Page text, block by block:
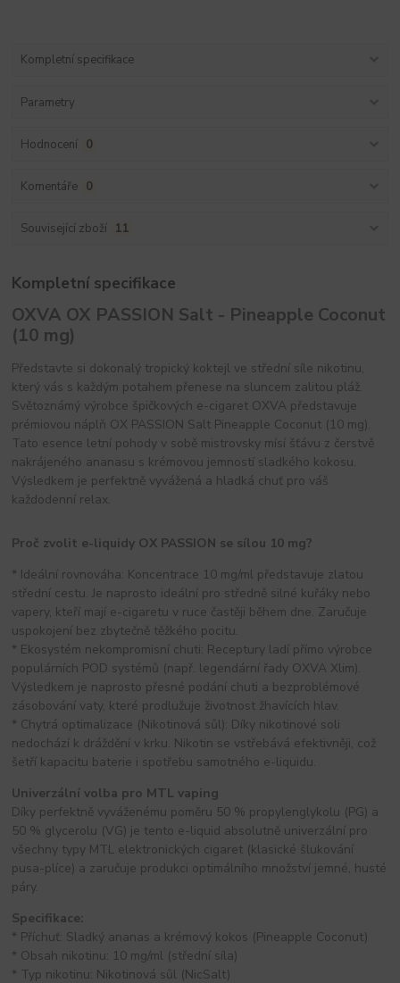
Kompletní specifikace
Parametry
Hodnocení 0
Komentáře 0
Související zboží 11
Kompletní specifikace
OXVA OX PASSION Salt - Pineapple Coconut
(10 mg)
Představte si dokonalý tropický koktejl ve střední síle nikotinu,
který vás s každým potahem přenese na sluncem zalitou pláž.
Světoznámý výrobce špičkových e-cigaret OXVA představuje
prémiovou náplň OX PASSION Salt Pineapple Coconut (10 mg).
Tato esence letní pohody v sobě mistrovsky mísí šťávu z čerstvě
nakrájeného ananasu s krémovou jemností sladkého kokosu.
Výsledkem je perfektně vyvážená a hladká chuť pro váš
každodenní relax.
Proč zvolit e-liquidy OX PASSION se sílou 10 mg?
* Ideální rovnováha: Koncentrace 10 mg/ml představuje zlatou
střední cestu. Je naprosto ideální pro středně silné kuřáky nebo
vapery, kteří mají e-cigaretu v ruce častěji během dne. Zaručuje
uspokojení bez zbytečně těžkého pocitu.
* Ekosystém nekompromisní chuti: Receptury ladí přímo výrobce
populárních POD systémů (např. legendární řady OXVA Xlim).
Výsledkem je naprosto přesné podání chuti a bezproblémové
zásobování vaty, které prodlužuje životnost žhavících hlav.
* Chytrá optimalizace (Nikotinová sůl): Díky nikotinové soli
nedochází k dráždění v krku. Nikotin se vstřebává efektivněji, což
šetří kapacitu baterie i spotřebu samotného e-liquidu.
Univerzální volba pro MTL vaping
Díky perfektně vyváženému poměru 50 % propylenglykolu (PG) a
50 % glycerolu (VG) je tento e-liquid absolutně univerzální pro
všechny typy MTL elektronických cigaret (klasické šlukování
pusa-plíce) a zaručuje produkci optimálního množství jemné, husté
páry.
Specifikace:
* Příchuť: Sladký ananas a krémový kokos (Pineapple Coconut)
* Obsah nikotinu: 10 mg/ml (střední síla)
* Typ nikotinu: Nikotinová sůl (NicSalt)